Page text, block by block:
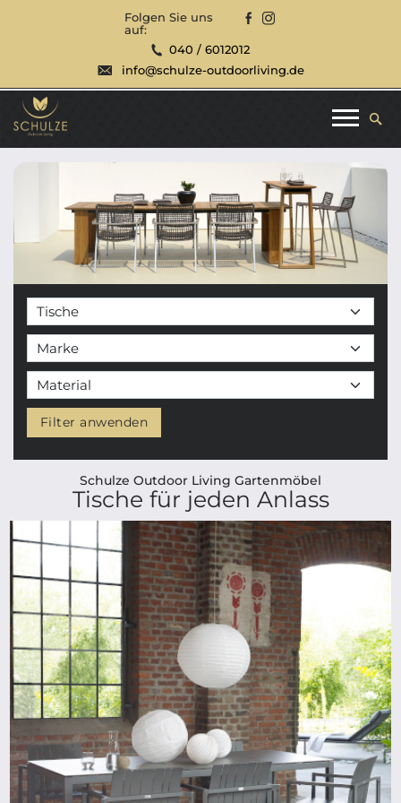
Folgen Sie uns
auf:
040 / 6012012
info@schulze-outdoorliving.de
Filter anwenden
Schulze Outdoor Living Gartenmöbel
Tische für jeden Anlass
ab